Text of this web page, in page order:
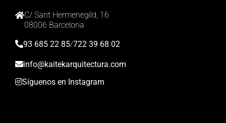
C/ Sant Hermenegild, 16
08006 Barcelona
93 685 22 85/722 39 68 02
info@kaitekarquitectura.com
Síguenos en Instagram